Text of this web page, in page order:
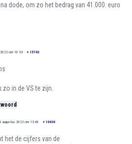
dode, om zo het bedrag van 41.000. euro
om 10:33 + 15743
zo in de VS te zijn.
augustus 2022 om 13:48 + 10630
het de cijfers van de